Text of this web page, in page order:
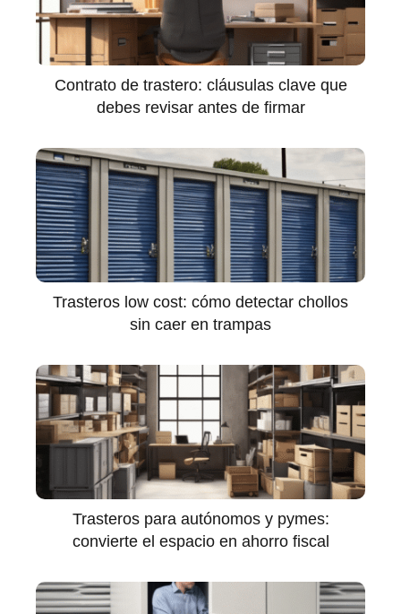
Contrato de trastero: cláusulas clave que
debes revisar antes de firmar
Trasteros low cost: cómo detectar chollos
sin caer en trampas
Trasteros para autónomos y pymes:
convierte el espacio en ahorro fiscal